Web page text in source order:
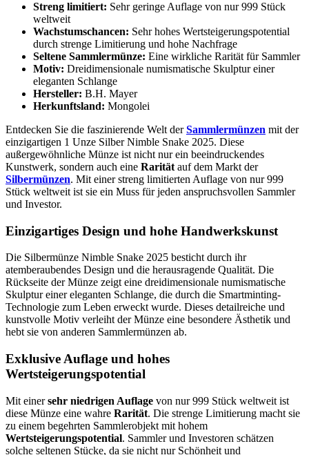
Streng limitiert: Sehr geringe Auflage von nur 999 Stück
weltweit
Wachstumschancen: Sehr hohes Wertsteigerungspotential
durch strenge Limitierung und hohe Nachfrage
Seltene Sammlermünze: Eine wirkliche Rarität für Sammler
Motiv: Dreidimensionale numismatische Skulptur einer
eleganten Schlange
Hersteller: B.H. Mayer
Herkunftsland: Mongolei
Entdecken Sie die faszinierende Welt derSammlermünzen mit der
einzigartigen 1 Unze Silber Nimble Snake 2025. Diese
außergewöhnliche Münze ist nicht nur ein beeindruckendes
Kunstwerk, sondern auch eine Rarität auf dem Markt der
Silbermünzen. Mit einer streng limitierten Auflage von nur 999
Stück weltweit ist sie ein Muss für jeden anspruchsvollen Sammler
und Investor.
Einzigartiges Design und hohe Handwerkskunst
Die Silbermünze Nimble Snake 2025 besticht durch ihr
atemberaubendes Design und die herausragende Qualität. Die
Rückseite der Münze zeigt eine dreidimensionale numismatische
Skulptur einer eleganten Schlange, die durch die Smartminting-
Technologie zum Leben erweckt wurde. Dieses detailreiche und
kunstvolle Motiv verleiht der Münze eine besondere Ästhetik und
hebt sie von anderen Sammlermünzen ab.
Exklusive Auflage und hohes
Wertsteigerungspotential
Mit einersehr niedrigen Auflage von nur 999 Stück weltweit ist
diese Münze eine wahre Rarität. Die strenge Limitierung macht sie
zu einem begehrten Sammlerobjekt mit hohem
Wertsteigerungspotential. Sammler und Investoren schätzen
solche seltenen Stücke, da sie nicht nur Schönheit und